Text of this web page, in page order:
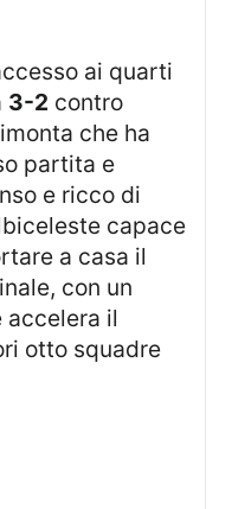
3-2 contro
che ha
partita e
e ricco di
capace
a casa il
con un
accelera il
otto squadre